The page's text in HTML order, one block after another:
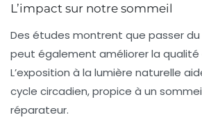
L’impact sur notre sommeil
Des études montrent que passer du
peut également améliorer la qualité
L’exposition à la lumière naturelle
cycle circadien, propice à un
réparateur.